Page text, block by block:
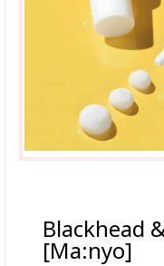
Blackhead
[Ma:nyo]